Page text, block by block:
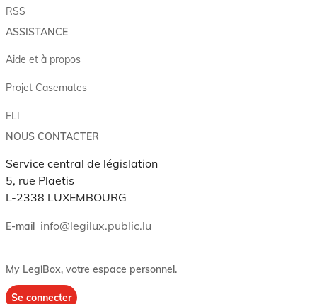
RSS
ASSISTANCE
Aide et à propos
Projet Casemates
ELI
NOUS CONTACTER
Service central de législation
5, rue Plaetis
L-2338 LUXEMBOURG
E-mail info@legilux.public.lu
My LegiBox, votre espace personnel.
Se connecter